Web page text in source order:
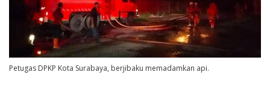
Petugas DPKP Kota Surabaya, berjibaku memadamkan api.